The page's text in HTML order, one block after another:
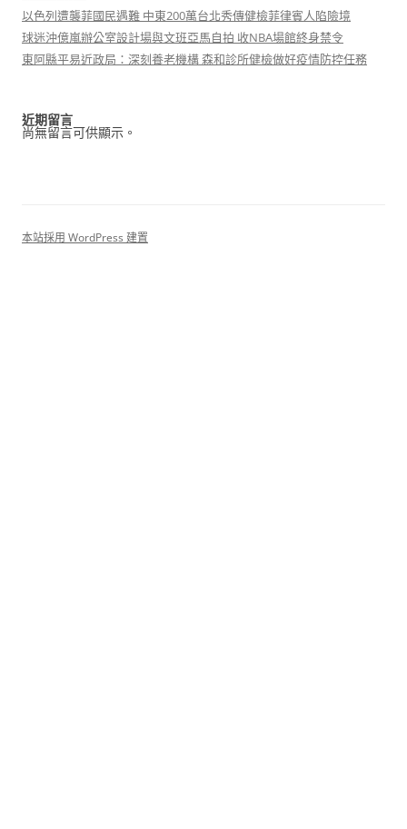
以色列遭襲菲國民遇難 中東200萬台北秀傳健檢菲律賓人陷險境
球迷沖億嵐辦公室設計場與文班亞馬自拍 收NBA場館終身禁令
東阿縣平易近政局：深刻養老機構 森和診所健檢做好疫情防控任務
近期留言
尚無留言可供顯示。
本站採用 WordPress 建置